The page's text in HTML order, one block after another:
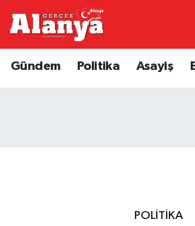
Gündem Politika Asayiş
POLITIKA
Genel
Trafik Durumu